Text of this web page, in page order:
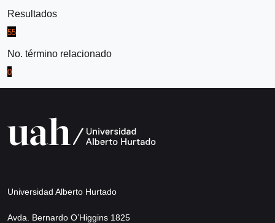
Resultados
55
No. término relacionado
0
Universidad Alberto Hurtado
Avda. Bernardo O’Higgins 1825